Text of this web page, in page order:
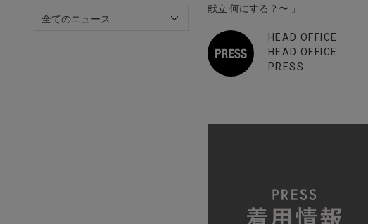
献立 何にする？〜 」
HEAD OFFICE
HEAD OFFICE
PRESS